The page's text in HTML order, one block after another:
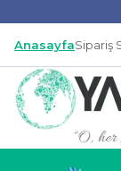
AnasayfaSipariş